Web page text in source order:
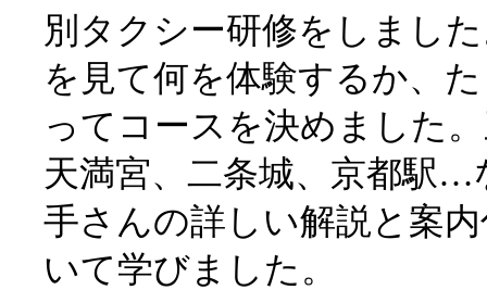
別タクシー研修をしまし
を見て何を体験するか、
ってコースを決めました
天満宮、二条城、京都駅
手さんの詳しい解説と案
いて学びました。